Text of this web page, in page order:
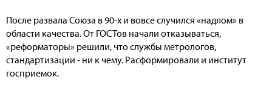
После развала Союза в 90-х и вовсе случился «надлом» в
области качества. От ГОСТов начали отказываться,
«реформаторы» решили, что службы метрологов,
стандартизации - ни к чему. Расформировали и институт
госприемок.